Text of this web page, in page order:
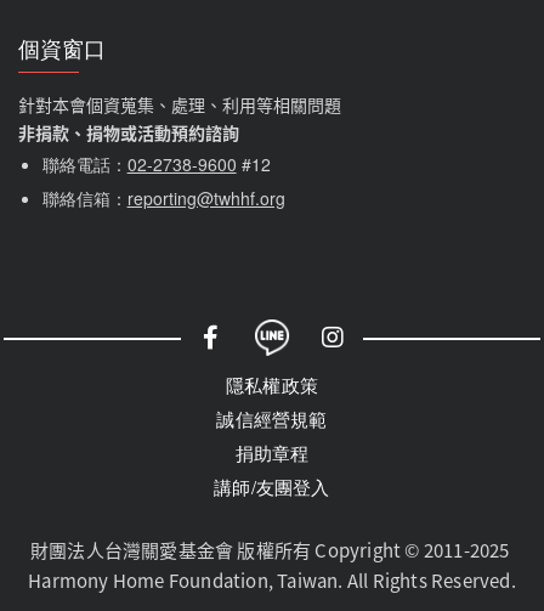
估後，給予暴露後的抗愛滋病毒預防性投藥，以
什麼情況需要去醫院進行PEP？
如果與愛滋病毒感染者(或不確定對方的愛滋病毒
感染狀況)，有無套性行為或共用針具，或被其咬
個資窗口
針對本會個資蒐集、處理、利用等相關問題
非捐款、捐物或活動預約諮詢
聯絡電話： 02-2738-9600 #12
聯絡信箱： reporting@twhhf.org
社群選單
隱私權政策
誠信經營規範
捐助章程
講師/友團登入
財團法人台灣關愛基金會 版權所有 Copyright © 2011-2025
Harmony Home Foundation, Taiwan. All Rights Reserved.